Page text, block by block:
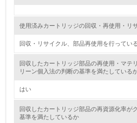
レベル2
環境取り組み体制と成果を定期的に検証し
従業員が環境方針に基づいて自分の業務の中
使用済みカートリッジの回収・再使用・リ
回収・リサイクル、部品再使用を行ってい
回収したカートリッジ部品の再使用・マテ
リーン個入法の判断の基準を満たしている
はい
回収したカートリッジ部品の再資源化率が
基準を満たしているか